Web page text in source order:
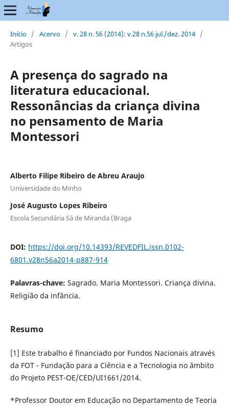
Início / Acervo / v. 28 n. 56 (2014): v.28 n.56 jul./dez. 2014 /
Artigos
A presença do sagrado na
literatura educacional.
Ressonâncias da criança divina
no pensamento de Maria
Montessori
Alberto Filipe Ribeiro de Abreu Araujo
Universidade do Minho
José Augusto Lopes Ribeiro
Escola Secundária Sá de Miranda (Braga
DOI: https://doi.org/10.14393/REVEDFIL.issn.0102-
6801.v28n56a2014-p887-914
Palavras-chave: Sagrado. Maria Montessori. Criança divina.
Religião da infância.
Resumo
[1] Este trabalho é financiado por Fundos Nacionais através
da FOT - Fundação para a Ciência e a Tecnologia no âmbito
do Projeto PEST-OE/CED/UI1661/2014.
*Professor Doutor em Educação no Departamento de Teoria